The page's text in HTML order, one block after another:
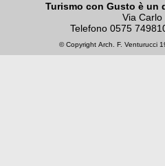
Turismo con Gusto è un
Via
Telefono 0575
© Copyright Arch. F. Venturucci